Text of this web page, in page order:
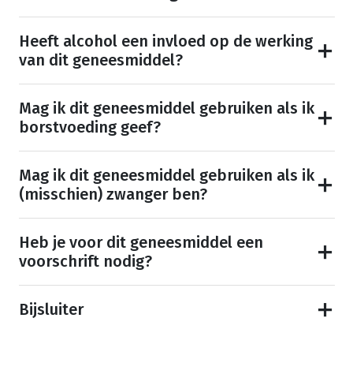
Heeft alcohol een invloed op de werking
van dit geneesmiddel?
Mag ik dit geneesmiddel gebruiken als ik
borstvoeding geef?
Mag ik dit geneesmiddel gebruiken als ik
(misschien) zwanger ben?
Heb je voor dit geneesmiddel een
voorschrift nodig?
Bijsluiter